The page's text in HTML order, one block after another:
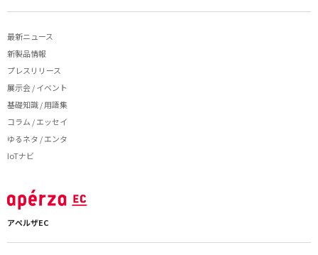
最新ニュース
新製品情報
プレスリリース
展示会 / イベント
基礎知識 / 用語集
コラム / エッセイ
ゆるネタ / エンタ
IoTナビ
アペルザEC